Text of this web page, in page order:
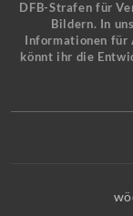
DFB-Strafen für
Bildern. In
Informationen
könnt ihr die